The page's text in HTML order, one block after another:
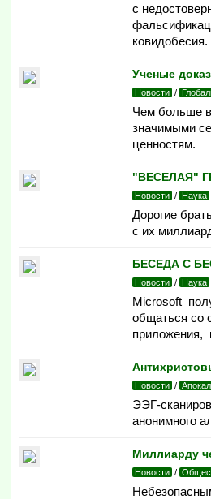
с
ковидобесия.
Ученые
Новости /
Чем больше
значимыми
ценностям.
"ВЕСЕЛАЯ"
Новости / Наука
Дорогие
с их
БЕСЕДА С
Новости / Наука
Microsoft
общаться со
приложения,
Новости /
ЭЭГ-
анонимного
Миллиарду
Новости /